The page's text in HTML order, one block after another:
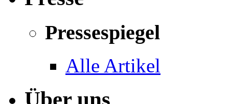
Pressespiegel
Alle Artikel